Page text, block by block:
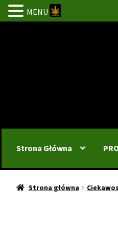
Strona Główna
Strona główna
MENU